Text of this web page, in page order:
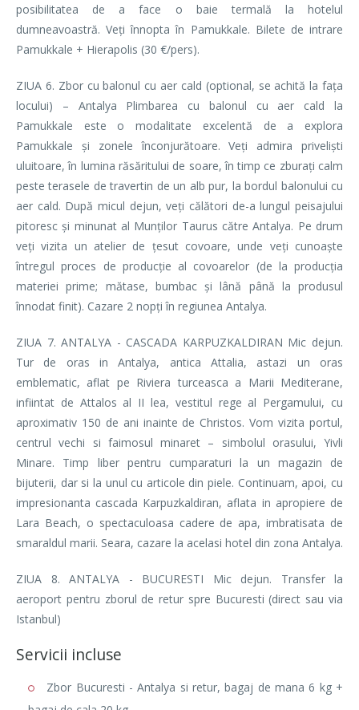
posibilitatea de a face o baie termală la hotelul
dumneavoastră. Veți înnopta în Pamukkale. Bilete de intrare
Pamukkale + Hierapolis (30 €/pers).
ZIUA 6. Zbor cu balonul cu aer cald (optional, se achită la fața
locului) – Antalya Plimbarea cu balonul cu aer cald la
Pamukkale este o modalitate excelentă de a explora
Pamukkale și zonele înconjurătoare. Veți admira priveliști
uluitoare, în lumina răsăritului de soare, în timp ce zburați calm
peste terasele de travertin de un alb pur, la bordul balonului cu
aer cald. După micul dejun, veți călători de-a lungul peisajului
pitoresc și minunat al Munților Taurus către Antalya. Pe drum
veți vizita un atelier de țesut covoare, unde veți cunoaște
întregul proces de producție al covoarelor (de la producția
materiei prime; mătase, bumbac și lână până la produsul
înnodat finit). Cazare 2 nopți în regiunea Antalya.
ZIUA 7. ANTALYA - CASCADA KARPUZKALDIRAN Mic dejun.
Tur de oras in Antalya, antica Attalia, astazi un oras
emblematic, aflat pe Riviera turceasca a Marii Mediterane,
infiintat de Attalos al II lea, vestitul rege al Pergamului, cu
aproximativ 150 de ani inainte de Christos. Vom vizita portul,
centrul vechi si faimosul minaret – simbolul orasului, Yivli
Minare. Timp liber pentru cumparaturi la un magazin de
bijuterii, dar si la unul cu articole din piele. Continuam, apoi, cu
impresionanta cascada Karpuzkaldiran, aflata in apropiere de
Lara Beach, o spectaculoasa cadere de apa, imbratisata de
smaraldul marii. Seara, cazare la acelasi hotel din zona Antalya.
ZIUA 8. ANTALYA - BUCURESTI Mic dejun. Transfer la
aeroport pentru zborul de retur spre Bucuresti (direct sau via
Istanbul)
Servicii incluse
Zbor Bucuresti - Antalya si retur, bagaj de mana 6 kg +